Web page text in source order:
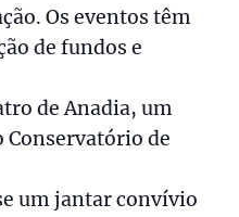
Os eventos têm
de fundos e
de Anadia, um
Conservatório de
um jantar convívio